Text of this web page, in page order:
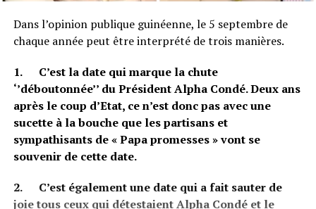
Dans l’opinion publique guinéenne, le 5 septembre de
chaque année peut être interprété de trois manières.
1. C’est la date qui marque la chute
‘’déboutonnée’’ du Président Alpha Condé. Deux ans
après le coup d’Etat, ce n’est donc pas avec une
sucette à la bouche que les partisans et
sympathisants de « Papa promesses » vont se
souvenir de cette date.
2. C’est également une date qui a fait sauter de
joie tous ceux qui détestaient Alpha Condé et le